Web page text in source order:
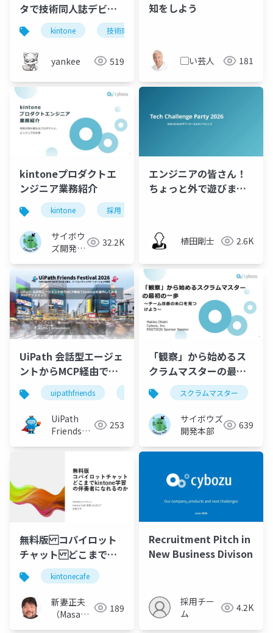
タで技術同人誌デビュ
ーした話kintone 技術同人誌
yankee 519
知をしよう
▢い芸人 181
kintoneプロダクトエ
ンジニア業務紹介
kintone 採用
サイボウ
ズ開発本
32.2K
エンジニアの皆さん！
ちょっと外で遊びませ
ミュニティの熱量に触
れてみる植田剛士 2.6K
UiPath 会話型エージェ
ントからMCP経由で
kintoneを操作してみ
る
uipathfriends
UiPath
Friends
253
「観察」から始めるス
クラムマスターの最初
の一歩 – チーム改善の
糸口を見つけよう
スクラムマスター
サイボウズ
開発本部
639
無料版 コパイロット
チャット どこまで
kintone学習の伴奏者
になれるのか
kintonecafe
新妻正夫
（Masao
189
Recruitment Pitch in
New Business Divison
採用チー
ム
4.2K